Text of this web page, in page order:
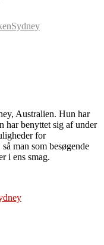
Sydney
Australien. Hun har
har benyttet sig af under
for
man som besøgende
i ens smag.